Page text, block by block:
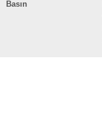
Basın